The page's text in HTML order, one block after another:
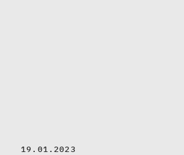
19.01.2023